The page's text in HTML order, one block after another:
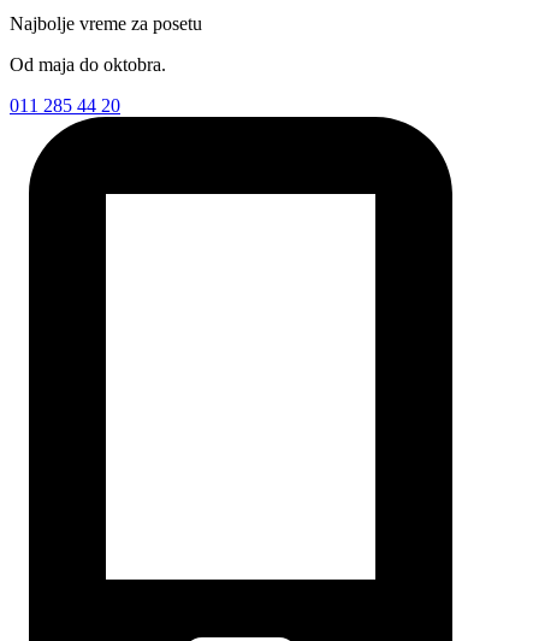
Najbolje vreme za posetu
Od maja do oktobra.
011 285 44 20